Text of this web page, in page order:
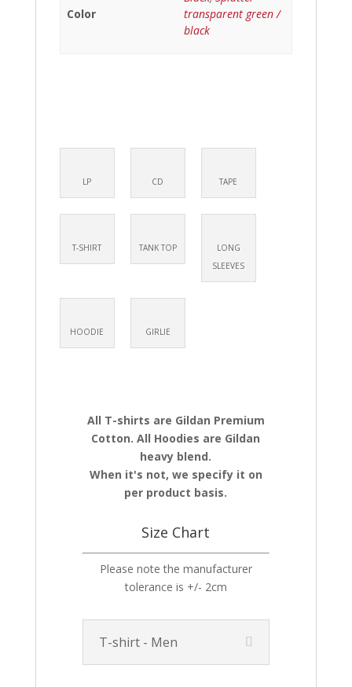
Color
transparent green /
black
LP CD TAPE
T-SHIRT TANK TOP
LONG
SLEEVES
HOODIE GIRLIE
All T-shirts are Gildan Premium
Cotton. All Hoodies are Gildan
heavy blend.
When it's not, we specify it on
per product basis.
Size Chart
Please note the manufacturer
tolerance is +/- 2cm
T-shirt - Men